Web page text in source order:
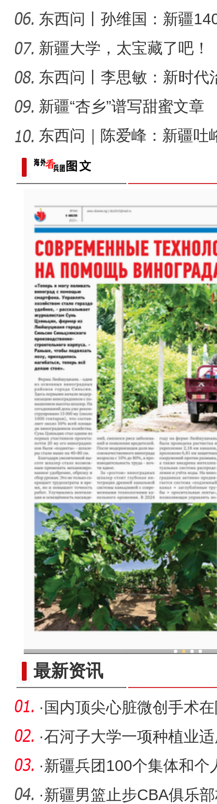
东西问丨孙维国：新疆
了什么？
新疆大学，太宝藏了吧！
东西问丨李思敏：新时代
新疆“杏乡”谱写甜蜜文章
东西问｜陈爱峰：新疆吐
汇见证
最新资讯
· 国内顶尖心脏微创手术
·石河子大学一项种植业
广目录
·新疆兵团100个集体和个
奖和工人
·新疆男篮止步CBA俱乐